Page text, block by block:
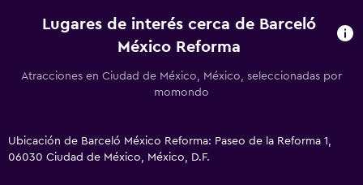
Habitaciones familiares
Pantuflas
Sofá
Lugares de interés cerca de Barceló
México Reforma
Atracciones en Ciudad de México, México, seleccionadas por
momondo
Ubicación de Barceló México Reforma: Paseo de la Reforma 1,
06030 Ciudad de México, México, D.F.